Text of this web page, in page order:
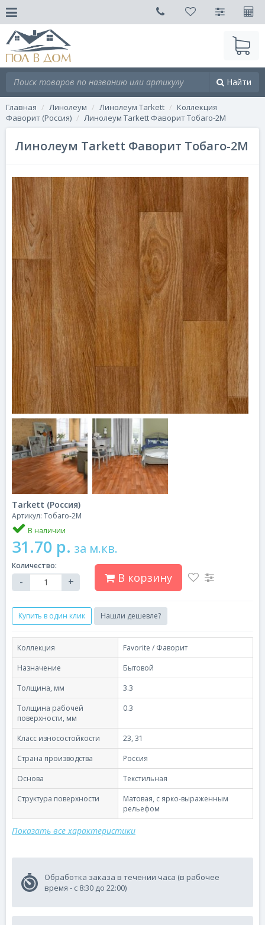
Найти
Главная Линолеум Линолеум Tarkett
Коллекция
Фаворит (Россия)
Линолеум Tarkett Фаворит Тобаго-2М
Линолеум Tarkett Фаворит Тобаго-2М
Tarkett (Россия)
Артикул: Тобаго-2М
В наличии
31.70 р. за м.кв.
Количество:
- + В корзину
Купить в один клик Нашли дешевле?
Коллекция
Favorite / Фаворит
Назначение
Бытовой
Толщина, мм
3.3
Толщина рабочей
поверхности, мм
0.3
Класс износостойкости
23, 31
Страна производства
Россия
Основа
Текстильная
Структура поверхности
Матовая, с ярко-выраженным
рельефом
Показать все характеристики
Обработка заказа в течении часа (в рабочее
время - с 8:30 до 22:00)